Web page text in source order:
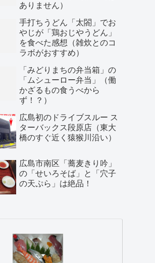
ありません）
手打ちうどん「太閤」でお
やじが「鶏おじやうどん」
を食べた感想（雑炊とのコ
ラボがおすすめ）
「みどりまちの弁当箱」の
「ムシューロー弁当」（働
かざるもの食うべから
ず！？）
広島初のドライブスルー ス
ターバックス段原店（東大
橋のすぐ近く猿猴川沿い）
広島市南区「蕎麦きり吟」
の「せいろそば」と「穴子
の天ぷら」は絶品！